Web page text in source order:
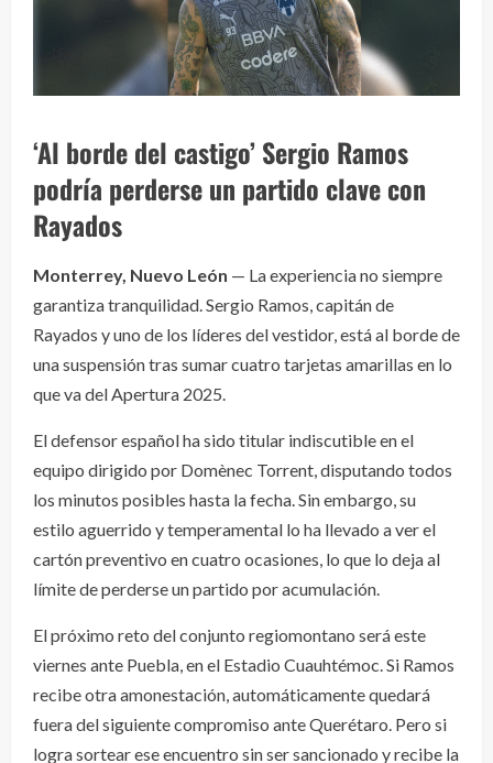
‘Al borde del castigo’ Sergio Ramos
podría perderse un partido clave con
Rayados
Monterrey, Nuevo León — La experiencia no siempre
garantiza tranquilidad. Sergio Ramos, capitán de
Rayados y uno de los líderes del vestidor, está al borde de
una suspensión tras sumar cuatro tarjetas amarillas en lo
que va del Apertura 2025.
El defensor español ha sido titular indiscutible en el
equipo dirigido por Domènec Torrent, disputando todos
los minutos posibles hasta la fecha. Sin embargo, su
estilo aguerrido y temperamental lo ha llevado a ver el
cartón preventivo en cuatro ocasiones, lo que lo deja al
límite de perderse un partido por acumulación.
El próximo reto del conjunto regiomontano será este
viernes ante Puebla, en el Estadio Cuauhtémoc. Si Ramos
recibe otra amonestación, automáticamente quedará
fuera del siguiente compromiso ante Querétaro. Pero si
logra sortear ese encuentro sin ser sancionado y recibe la